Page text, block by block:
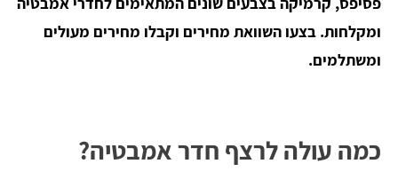
ומקלחות. בצעו השוואת מחירים וקבלו מחירים מעולים
ומשתלמים.
כמה עולה לרצף חדר אמבטיה?